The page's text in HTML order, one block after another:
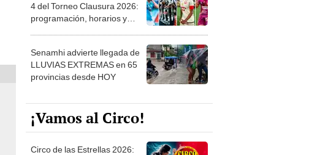
4 del Torneo Clausura 2026:
programación, horarios y
Senamhi advierte llegada de
LLUVIAS EXTREMAS en 65
provincias desde HOY
¡Vamos al Circo!
Circo de las Estrellas 2026: